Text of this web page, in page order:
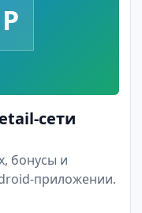
сети
бонусы и
приложении.